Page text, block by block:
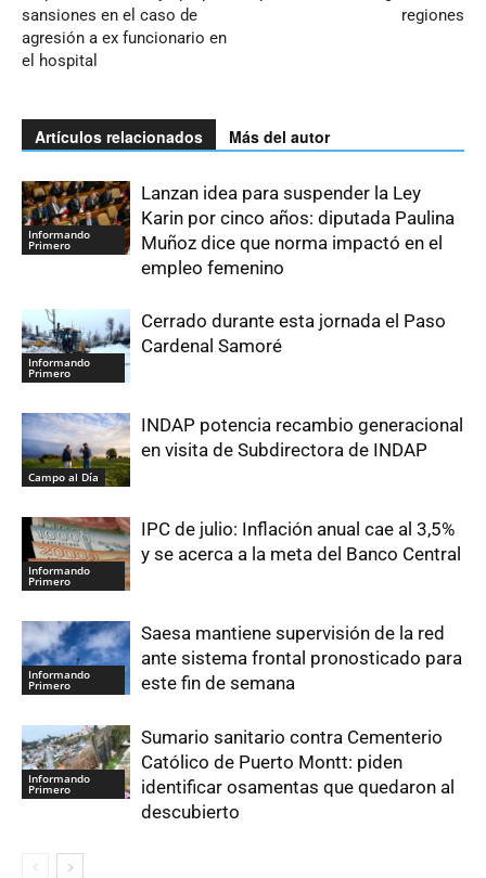
sansiones en el caso de
agresión a ex funcionario en
el hospital
regiones
Artículos relacionados Más del autor
Informando
Primero
Lanzan idea para suspender la Ley
Karin por cinco años: diputada Paulina
Muñoz dice que norma impactó en el
empleo femenino
Informando
Primero
Cerrado durante esta jornada el Paso
Cardenal Samoré
Campo al Día
INDAP potencia recambio generacional
en visita de Subdirectora de INDAP
Informando
Primero
IPC de julio: Inflación anual cae al 3,5%
y se acerca a la meta del Banco Central
Informando
Primero
Saesa mantiene supervisión de la red
ante sistema frontal pronosticado para
este fin de semana
Informando
Primero
Sumario sanitario contra Cementerio
Católico de Puerto Montt: piden
identificar osamentas que quedaron al
descubierto